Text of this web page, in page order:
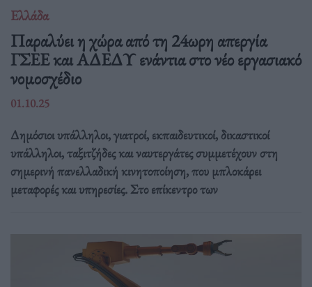
Ελλάδα
Παραλύει η χώρα από τη 24ωρη απεργία
ΓΣΕΕ και ΑΔΕΔΥ ενάντια στο νέο εργασιακό
νομοσχέδιο
01.10.25
Δημόσιοι υπάλληλοι, γιατροί, εκπαιδευτικοί, δικαστικοί
υπάλληλοι, ταξιτζήδες και ναυτεργάτες συμμετέχουν στη
σημερινή πανελλαδική κινητοποίηση, που μπλοκάρει
μεταφορές και υπηρεσίες. Στο επίκεντρο των